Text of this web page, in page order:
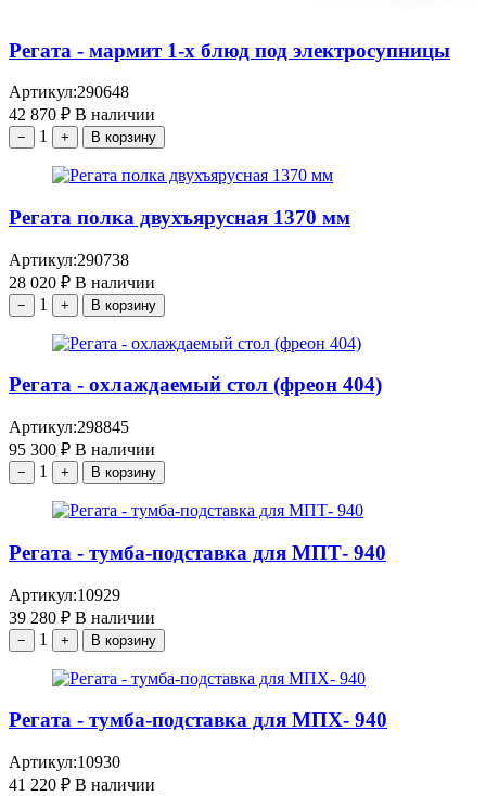
Регата - мармит 1-х блюд под электросупницы
Артикул:290648
42 870 ₽ В наличии
− 1 + В корзину
Регата полка двухъярусная 1370 мм
Артикул:290738
28 020 ₽ В наличии
− 1 + В корзину
Регата - охлаждаемый стол (фреон 404)
Артикул:298845
95 300 ₽ В наличии
− 1 + В корзину
Регата - тумба-подставка для МПТ- 940
Артикул:10929
39 280 ₽ В наличии
− 1 + В корзину
Регата - тумба-подставка для МПХ- 940
Артикул:10930
41 220 ₽ В наличии